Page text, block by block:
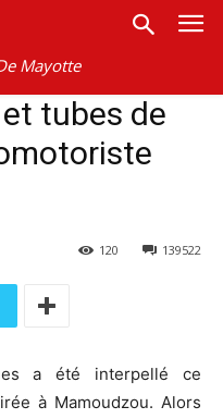
Mayotte
tubes de
139522
120
a été interpellé ce
à Mamoudzou. Alors